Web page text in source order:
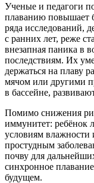
Ученые и педагоги
плаванию повышает
ряда исследований,
с ранних лет, реже
внезапная паника в
последствиям. Их
держаться на плаву
мячом или другими
в бассейне,
Помимо снижения
иммунитет: ребёнок
условиям влажности
простудным
почву для
синхронное
будущем.